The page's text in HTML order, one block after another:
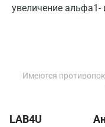
увеличение альфа1-
Воронеж
Геленджик
Имеются
LAB4U